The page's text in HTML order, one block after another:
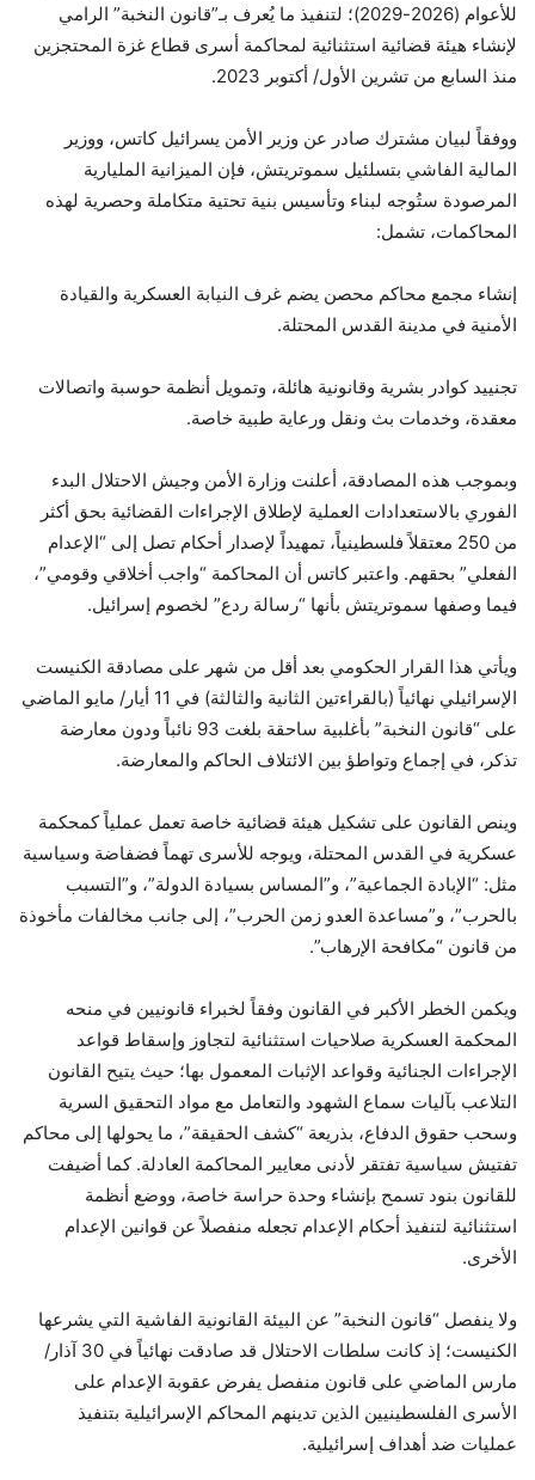
للأعوام (2026-2029)؛ لتنفيذ ما يُعرف بـ”قانون النخبة” الرامي
لإنشاء هيئة قضائية استثنائية لمحاكمة أسرى قطاع غزة المحتجزين
منذ السابع من تشرين الأول/ أكتوبر 2023.
ووفقاً لبيان مشترك صادر عن وزير الأمن يسرائيل كاتس، ووزير
المالية الفاشي بتسلئيل سموتريتش، فإن الميزانية المليارية
المرصودة ستُوجه لبناء وتأسيس بنية تحتية متكاملة وحصرية لهذه
المحاكمات، تشمل:
إنشاء مجمع محاكم محصن يضم غرف النيابة العسكرية والقيادة
الأمنية في مدينة القدس المحتلة.
تجنييد كوادر بشرية وقانونية هائلة، وتمويل أنظمة حوسبة واتصالات
معقدة، وخدمات بث ونقل ورعاية طبية خاصة.
وبموجب هذه المصادقة، أعلنت وزارة الأمن وجيش الاحتلال البدء
الفوري بالاستعدادات العملية لإطلاق الإجراءات القضائية بحق أكثر
من 250 معتقلاً فلسطينياً، تمهيداً لإصدار أحكام تصل إلى “الإعدام
الفعلي” بحقهم. واعتبر كاتس أن المحاكمة “واجب أخلاقي وقومي”،
فيما وصفها سموتريتش بأنها “رسالة ردع” لخصوم إسرائيل.
ويأتي هذا القرار الحكومي بعد أقل من شهر على مصادقة الكنيست
الإسرائيلي نهائياً (بالقراءتين الثانية والثالثة) في 11 أيار/ مايو الماضي
على “قانون النخبة” بأغلبية ساحقة بلغت 93 نائباً ودون معارضة
تذكر، في إجماع وتواطؤ بين الائتلاف الحاكم والمعارضة.
وينص القانون على تشكيل هيئة قضائية خاصة تعمل عملياً كمحكمة
عسكرية في القدس المحتلة، ويوجه للأسرى تهماً فضفاضة وسياسية
مثل: “الإبادة الجماعية”، و”المساس بسيادة الدولة”، و”التسبب
بالحرب”، و”مساعدة العدو زمن الحرب”، إلى جانب مخالفات مأخوذة
من قانون “مكافحة الإرهاب”.
ويكمن الخطر الأكبر في القانون وفقاً لخبراء قانونيين في منحه
المحكمة العسكرية صلاحيات استثنائية لتجاوز وإسقاط قواعد
الإجراءات الجنائية وقواعد الإثبات المعمول بها؛ حيث يتيح القانون
التلاعب بآليات سماع الشهود والتعامل مع مواد التحقيق السرية
وسحب حقوق الدفاع، بذريعة “كشف الحقيقة”، ما يحولها إلى محاكم
تفتيش سياسية تفتقر لأدنى معايير المحاكمة العادلة. كما أضيفت
للقانون بنود تسمح بإنشاء وحدة حراسة خاصة، ووضع أنظمة
استثنائية لتنفيذ أحكام الإعدام تجعله منفصلاً عن قوانين الإعدام
الأخرى.
ولا ينفصل “قانون النخبة” عن البيئة القانونية الفاشية التي يشرعها
الكنيست؛ إذ كانت سلطات الاحتلال قد صادقت نهائياً في 30 آذار/
مارس الماضي على قانون منفصل يفرض عقوبة الإعدام على
الأسرى الفلسطينيين الذين تدينهم المحاكم الإسرائيلية بتنفيذ
عمليات ضد أهداف إسرائيلية.